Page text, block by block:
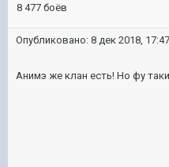
8 477 боёв
Опубликовано: 8 дек 2018,
Анимэ же клан есть! Но фу